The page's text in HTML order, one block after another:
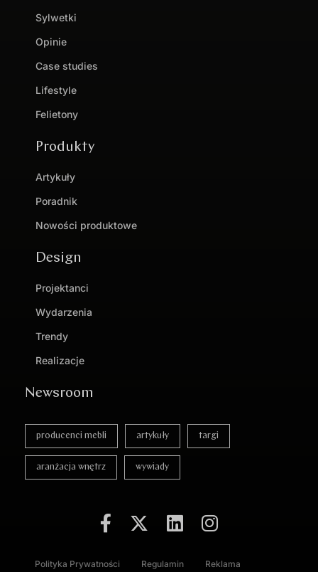
Sylwetki
Opinie
Case studies
Lifestyle
Felietony
Produkty
Artykuły
Poradnik
Nowości produktowe
Design
Projektanci
Wydarzenia
Trendy
Realizacje
Newsroom
producenci mebli artykuły targi
aranżacja wnętrz wywiady
Polityka Prywatności Regulamin Reklama